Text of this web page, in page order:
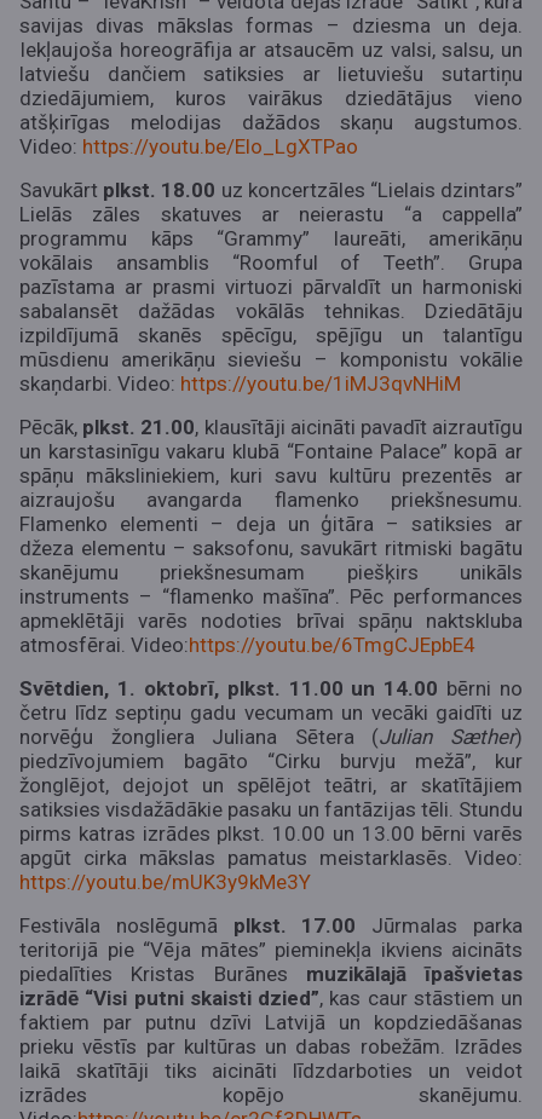
savijas divas mākslas formas – dziesma un deja.
Iekļaujoša horeogrāfija ar atsaucēm uz valsi, salsu, un
latviešu dančiem satiksies ar lietuviešu sutartiņu
dziedājumiem, kuros vairākus dziedātājus vieno
atšķirīgas melodijas dažādos skaņu augstumos.
Video: https://youtu.be/Elo_LgXTPao
Savukārt plkst. 18.00 uz koncertzāles “Lielais dzintars”
Lielās zāles skatuves ar neierastu “a cappella”
programmu kāps “Grammy” laureāti, amerikāņu
vokālais ansamblis “Roomful of Teeth”. Grupa
pazīstama ar prasmi virtuozi pārvaldīt un harmoniski
sabalansēt dažādas vokālās tehnikas. Dziedātāju
izpildījumā skanēs spēcīgu, spējīgu un talantīgu
mūsdienu amerikāņu sieviešu – komponistu vokālie
skaņdarbi. Video: https://youtu.be/1iMJ3qvNHiM
Pēcāk, plkst. 21.00, klausītāji aicināti pavadīt aizrautīgu
un karstasinīgu vakaru klubā “Fontaine Palace” kopā ar
spāņu māksliniekiem, kuri savu kultūru prezentēs ar
aizraujošu avangarda flamenko priekšnesumu.
Flamenko elementi – deja un ģitāra – satiksies ar
džeza elementu – saksofonu, savukārt ritmiski bagātu
skanējumu priekšnesumam piešķirs unikāls
instruments – “flamenko mašīna”. Pēc performances
apmeklētāji varēs nodoties brīvai spāņu naktskluba
atmosfērai. Video:https://youtu.be/6TmgCJEpbE4
Svētdien, 1. oktobrī, plkst. 11.00 un 14.00 bērni no
četru līdz septiņu gadu vecumam un vecāki gaidīti uz
norvēģu žongliera Juliana Sētera (Julian Sæther)
piedzīvojumiem bagāto “Cirku burvju mežā”, kur
žonglējot, dejojot un spēlējot teātri, ar skatītājiem
satiksies visdažādākie pasaku un fantāzijas tēli. Stundu
pirms katras izrādes plkst. 10.00 un 13.00 bērni varēs
apgūt cirka mākslas pamatus meistarklasēs. Video:
https://youtu.be/mUK3y9kMe3Y
Festivāla noslēgumā plkst. 17.00 Jūrmalas parka
teritorijā pie “Vēja mātes” pieminekļa ikviens aicināts
piedalīties Kristas Burānes muzikālajā īpašvietas
izrādē “Visi putni skaisti dzied”, kas caur stāstiem un
faktiem par putnu dzīvi Latvijā un kopdziedāšanas
prieku vēstīs par kultūras un dabas robežām. Izrādes
laikā skatītāji tiks aicināti līdzdarboties un veidot
izrādes kopējo skanējumu.